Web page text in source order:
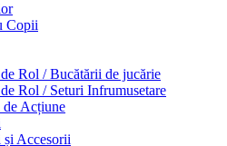
Copii
Rol / Bucătării de jucărie
Rol / Seturi Infrumusetare
de Acțiune
și Accesorii